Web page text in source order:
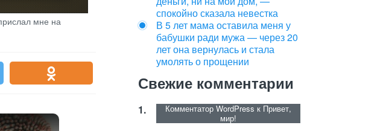
мне на
спокойно сказала невестка
В 5 лет мама оставила меня у
бабушки ради мужа — через 20
лет она вернулась и стала
умолять о прощении
Свежие комментарии
Комментатор WordPress к Привет,
мир!